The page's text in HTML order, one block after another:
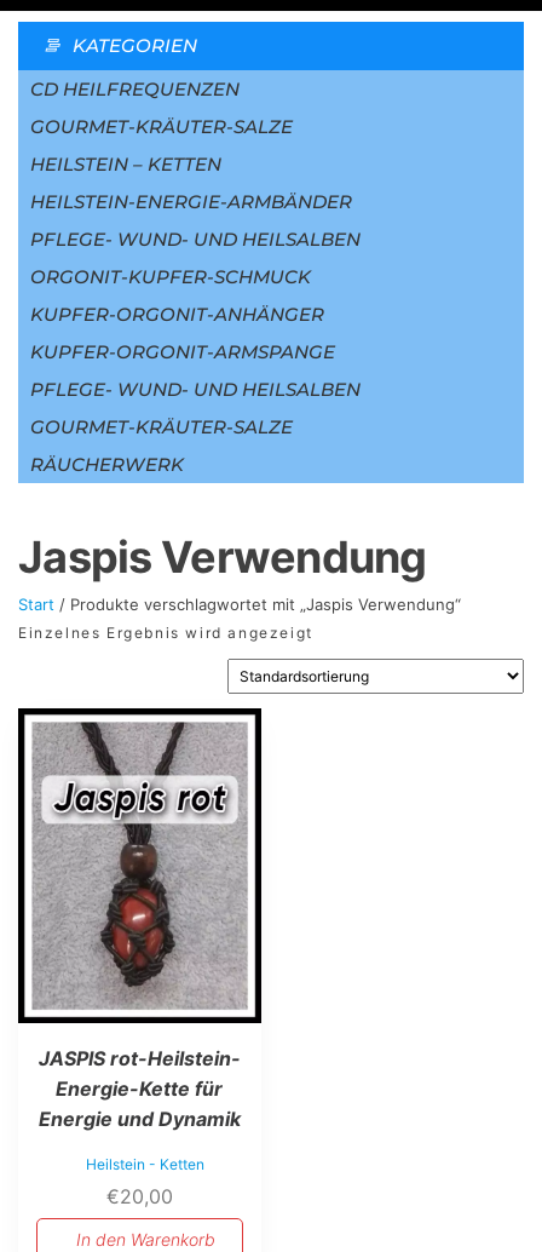
KATEGORIEN
CD HEILFREQUENZEN
GOURMET-KRÄUTER-SALZE
HEILSTEIN – KETTEN
HEILSTEIN-ENERGIE-ARMBÄNDER
PFLEGE- WUND- UND HEILSALBEN
ORGONIT-KUPFER-SCHMUCK
KUPFER-ORGONIT-ANHÄNGER
KUPFER-ORGONIT-ARMSPANGE
PFLEGE- WUND- UND HEILSALBEN
GOURMET-KRÄUTER-SALZE
RÄUCHERWERK
Jaspis Verwendung
Start / Produkte verschlagwortet mit „Jaspis Verwendung“
Einzelnes Ergebnis wird angezeigt
JASPIS rot-Heilstein-
Energie-Kette für
Energie und Dynamik
Heilstein - Ketten
€20,00
In den Warenkorb